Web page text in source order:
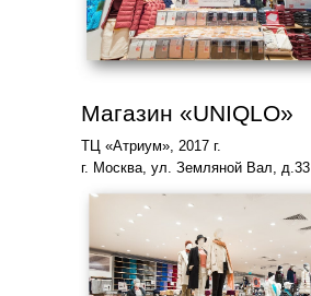
ТЦ «Атриум», 2017 г.
г. Москва, ул. Земляной Вал, д.33
Магазин «UNIQLO»